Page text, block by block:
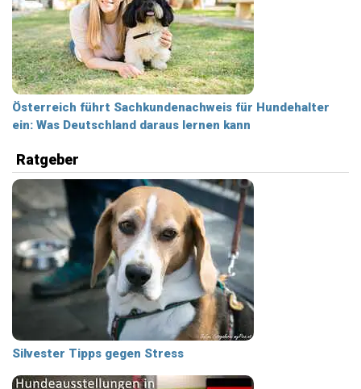
Österreich führt Sachkundenachweis für Hundehalter
ein: Was Deutschland daraus lernen kann
Ratgeber
Silvester Tipps gegen Stress